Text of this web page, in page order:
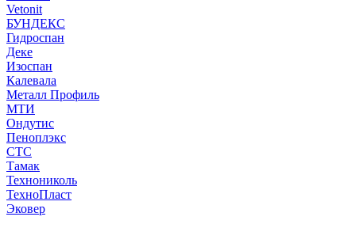
Vetonit
БУНДЕКС
Гидроспан
Деке
Изоспан
Калевала
Металл Профиль
МТИ
Ондутис
Пеноплэкс
СТС
Тамак
Технониколь
ТехноПласт
Эковер